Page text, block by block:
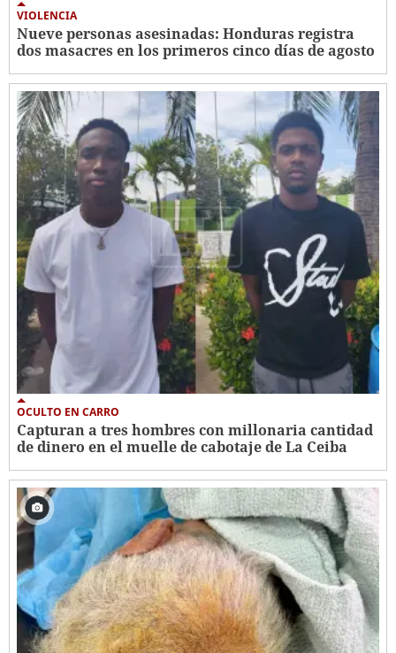
VIOLENCIA
Nueve personas asesinadas: Honduras registra
dos masacres en los primeros cinco días de agosto
OCULTO EN CARRO
Capturan a tres hombres con millonaria cantidad
de dinero en el muelle de cabotaje de La Ceiba